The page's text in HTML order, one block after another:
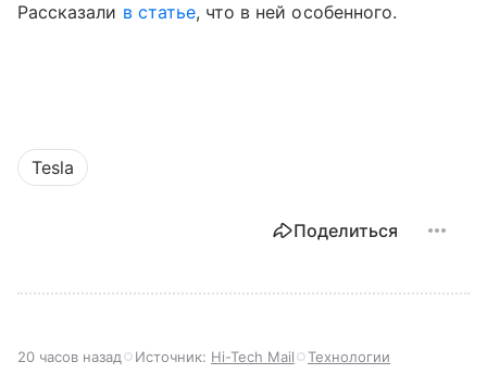
Рассказали в статье, что в ней особенного.
Tesla
Поделиться
20 часов назад Источник: Hi-Tech Mail Технологии